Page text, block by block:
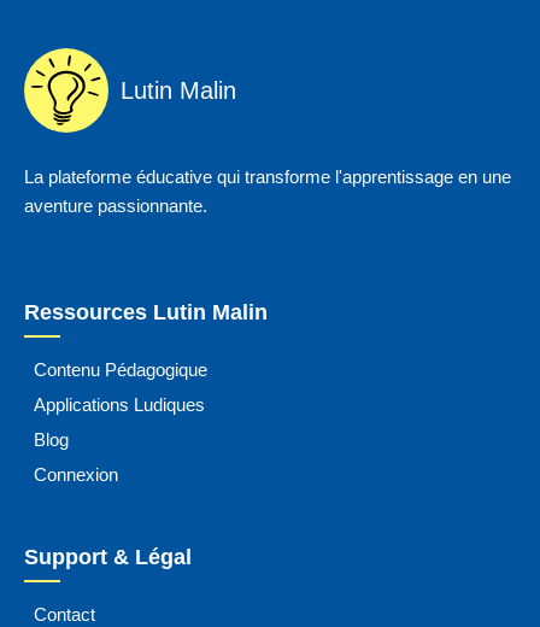
Lutin Malin
La plateforme éducative qui transforme l'apprentissage en une
aventure passionnante.
Ressources Lutin Malin
Contenu Pédagogique
Applications Ludiques
Blog
Connexion
Support & Légal
Contact